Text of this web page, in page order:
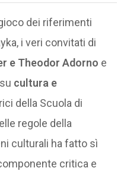
dei riferimenti
i veri convitati di
e Theodor Adorno e
cultura e
della Scuola di
regole della
culturali ha fatto sì
critica e